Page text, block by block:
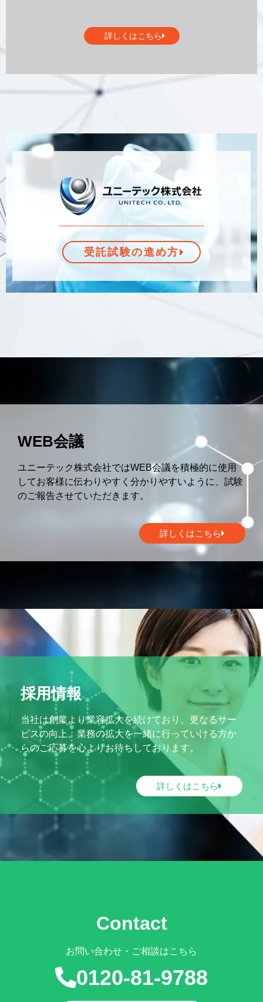
詳しくはこちら
受託試験の進め方
WEB会議
ユニーテック株式会社ではWEB会議を積極的に使用
してお客様に伝わりやすく分かりやすいように、試験
のご報告させていただきます。
詳しくはこちら
採用情報
当社は創業より業容拡大を続けており、更なるサー
ビスの向上、業務の拡大を一緒に行っていける方か
らのご応募を心よりお待ちしております。
詳しくはこちら
Contact
お問い合わせ・ご相談はこちら
0120-81-9788